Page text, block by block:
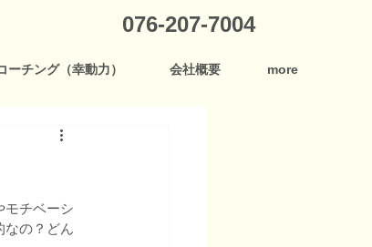
076-207-7004
ーチング（幸動力） 会社概要 more
モチベーシ
なの？どん